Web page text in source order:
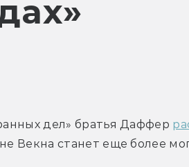
дел» братья Даффер
Векна станет еще более